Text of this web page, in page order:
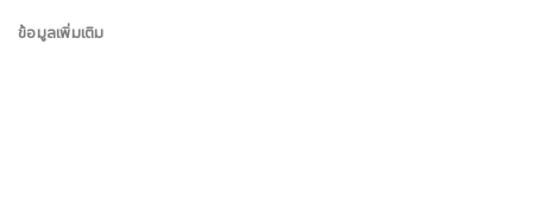
ข้อมูลเพิ่มเติม